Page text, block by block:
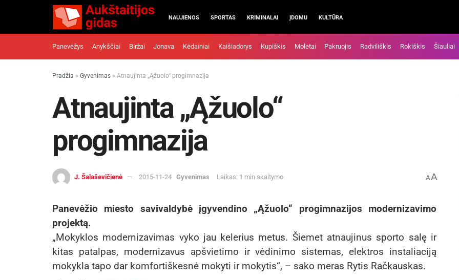
NAUJIENOS SPORTAS KRIMINALAI ĮDOMU KULTŪRA
Panevėžys Anykščiai Biržai Jonava Kėdainiai Kaišiadorys Kupiškis Molėtai Pakruojis Radviliškis Rokiškis Šiauliai
Pradžia » Gyvenimas » Atnaujinta „Ąžuolo“ progimnazija
Atnaujinta „Ąžuolo“
progimnazija
J. Šalaševičienė 2015-11-24 Gyvenimas Laikas: 1 min skaitymo AA
Panevėžio miesto savivaldybė įgyvendino „Ąžuolo“ progimnazijos modernizavimo
projektą.
„Mokyklos modernizavimas vyko jau kelerius metus. Šiemet atnaujinus sporto salę ir
kitas patalpas, modernizavus apšvietimo ir vėdinimo sistemas, elektros instaliaciją
mokykla tapo dar komfortiškesnė mokyti ir mokytis“, – sako meras Rytis Račkauskas.